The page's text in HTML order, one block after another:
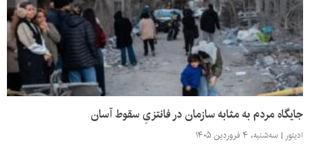
جایگاه مردم به مثابه سازمان در فانتزیِ سقوط آسان
ادیتور سه‌شنبه، ۴ فروردین ۱۴۰۵